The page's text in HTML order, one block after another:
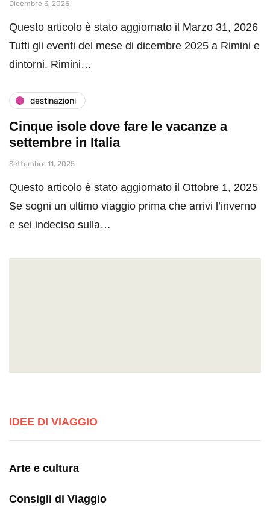
Dicembre 3, 2025
Questo articolo è stato aggiornato il Marzo 31, 2026
Tutti gli eventi del mese di dicembre 2025 a Rimini e
dintorni. Rimini…
destinazioni
Cinque isole dove fare le vacanze a
settembre in Italia
Settembre 11, 2025
Questo articolo è stato aggiornato il Ottobre 1, 2025
Se sogni un ultimo viaggio prima che arrivi l’inverno
e sei indeciso sulla…
IDEE DI VIAGGIO
Arte e cultura
Consigli di Viaggio